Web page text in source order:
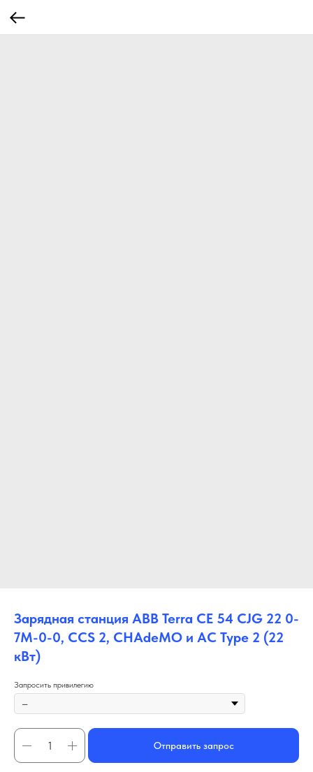
Зарядная станция ABB Terra CE 54 CJG 22 0-
7M-0-0, CCS 2, CHAdeMO и AC Type 2 (22
кВт)
Запросить привилегию
Отправить запрос